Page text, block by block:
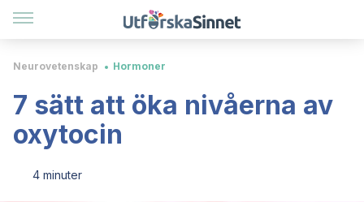
Neurovetenskap Hormoner
7 sätt att öka nivåerna av
oxytocin
4 minuter